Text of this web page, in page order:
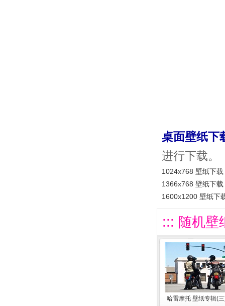
桌面壁纸下
进行下载。
1024x768 壁纸下载
1366x768 壁纸下载
1600x1200 壁纸下
::: 随机壁
哈雷摩托 壁纸专辑(